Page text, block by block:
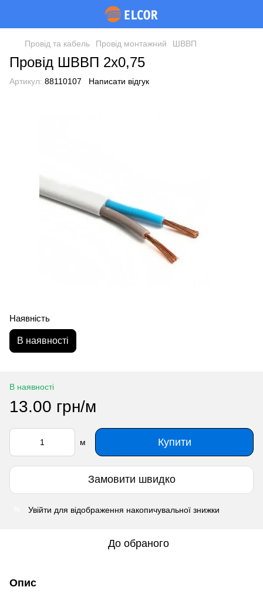
Провід та кабель Провід монтажний ШВВП
Провід ШВВП 2х0,75
Артикул: 88110107 Написати відгук
Наявність
В наявності
В наявності
13.00 грн/м
м Купити
Замовити швидко
Увійти для відображення накопичувальної знижки
До обраного
Опис